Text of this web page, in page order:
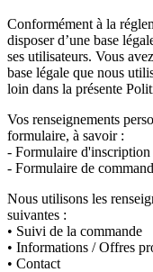
Conformément à la
disposer d’une base
ses utilisateurs. Vous
base légale que nous
loin dans la présente
Vos renseignements
formulaire, à savoir :
- Formulaire d'inscription
- Formulaire de
Nous utilisons les
suivantes :
• Suivi de la commande
• Informations / Offres
• Contact